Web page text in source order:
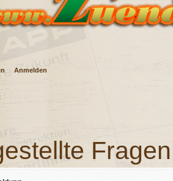
Anmelden
Fragen